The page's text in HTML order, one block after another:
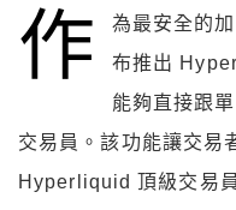
作
為最安全的
布推出
能夠直接跟
交易員。該功能讓交易
Hyperliquid 頂級交易